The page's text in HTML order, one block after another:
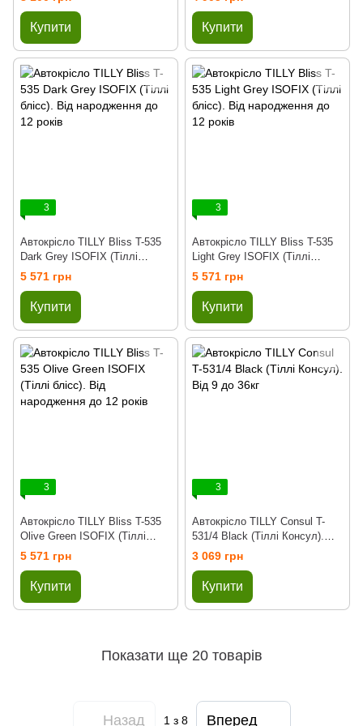
поворот, опорна стійка, до 12
роківКупити
Absolute Black
Купити
3
Автокрісло TILLY Bliss T-535
Dark Grey ISOFIX (Тіллі
блісс). Від народження до 12
5 571 грн
Купити
3
Автокрісло TILLY Bliss T-535
Light Grey ISOFIX (Тіллі
блісс). Від народження до 12
5 571 грн
Купити
3
Автокрісло TILLY Bliss T-535
Olive Green ISOFIX (Тіллі
блісс). Від народження до 12
5 571 грн
Купити
3
Автокрісло TILLY Consul T-
531/4 Black (Тіллі Консул).
Від 9 до 36кг
3 069 грн
Купити
Показати ще 20 товарів
Назад 1з 8 Вперед